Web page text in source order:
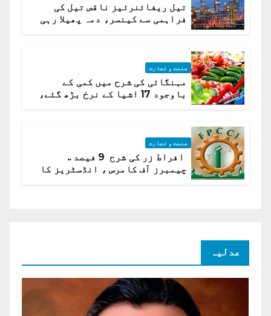
تیل ریفائنرئیز ناقص تیل کی
فراہمی سے کینسر، دمہ پھیلا رہی
صنعت و تجارت
مہنگائی کی شرح میں کمی کے
باوجود 17 اشیا کے نرخ بڑھ گئے،
صنعت و تجارت
افراط زر کی شرح 9 فیصد ..
چیمبرز آف کامرس ، انڈسٹریز کا
عدلیہ